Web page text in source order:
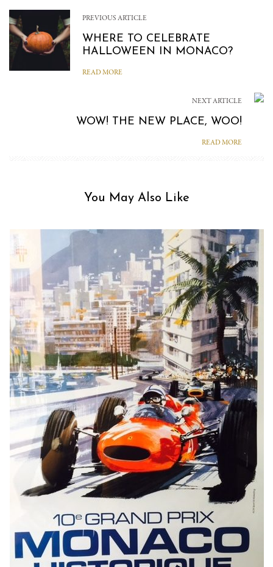
PREVIOUS ARTICLE
WHERE TO CELEBRATE
HALLOWEEN IN MONACO?
READ MORE
NEXT ARTICLE
WOW! THE NEW PLACE, WOO!
READ MORE
You May Also Like